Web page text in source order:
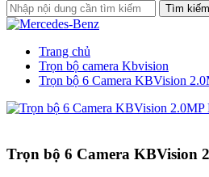
Trang chủ
Trọn bộ camera Kbvision
Trọn bộ 6 Camera KBVision
Trọn bộ 6 Camera KBVision